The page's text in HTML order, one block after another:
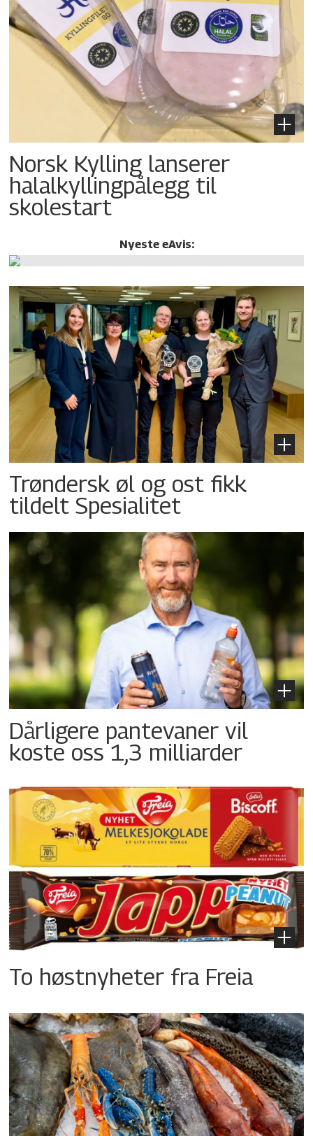
Norsk Kylling lanserer
halalkylling­pålegg til
skolestart
Nyeste eAvis:
Trøndersk øl og ost fikk
tildelt Spesialitet
Dårligere pantevaner vil
koste oss 1,3 milliarder
To høstnyheter fra Freia